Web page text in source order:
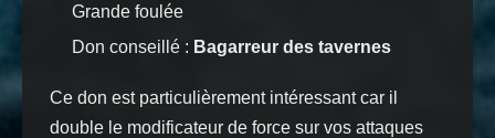
Grande foulée
Don conseillé : Bagarreur des tavernes
Ce don est particulièrement intéressant car il
double le modificateur de force sur vos attaques